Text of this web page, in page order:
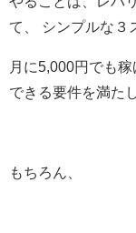
て、 シンプルな３
月に5,000円でも
できる要件を満た
もちろん、